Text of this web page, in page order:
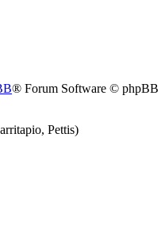
® Forum Software © phpBB
Pettis)